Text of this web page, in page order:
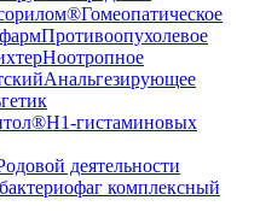
Гомеопатическое
Противоопухолевое
Ноотропное
Анальгезирующее
H1-гистаминовых
деятельности
комплексный